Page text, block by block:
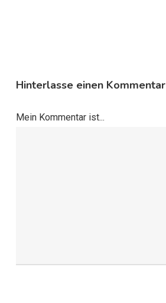
Hinterlasse einen Kommentar
Mein Kommentar ist...